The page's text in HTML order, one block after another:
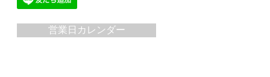
営業日カレンダー